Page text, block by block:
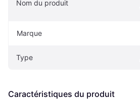
Nom du produit
Marque
Type
Caractéristiques du produit